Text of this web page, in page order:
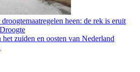
heen: de rek is eruit
Droogte
zuiden en oosten van Nederland